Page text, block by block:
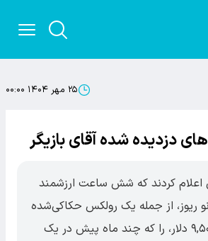
۲۵ مهر ۱۴۰۴ ۰۰:۰۰
دزدیده شده آقای بازیگر
اعلام کردند که شش ساعت ارزشمند
ریوز، از جمله یک رولکس حکاکی‌شده
با ارزش حداقل ۹,۵۰۰ دلار، را که چند ماه پیش در یک